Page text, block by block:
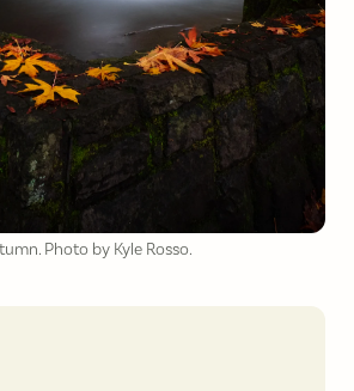
Photo by Kyle Rosso.